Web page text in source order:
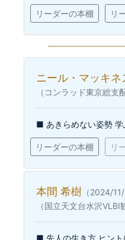
リーダーの本棚 リ
ニール・マッキネ
（コンラッド東京総支
■ あきらめない姿勢 学
リーダーの本棚 リ
本間 希樹 （2024/
（国立天文台水沢VLBI